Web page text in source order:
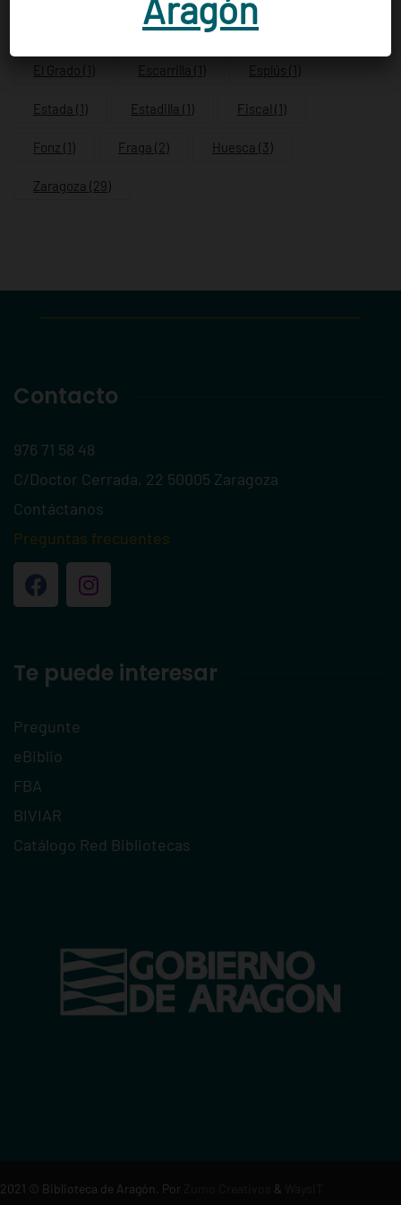
Castillonroy(1)
El Grado Escarrilla Esplús
Estada (1) Estadilla (1) Fiscal (1)
Fonz (1) Fraga (2) Huesca (3)
Zaragoza (29)
Contacto
976 71 58 48
C/Doctor Cerrada, 22 50005 Zaragoza
Contáctanos
Preguntas frecuentes
Te puede interesar
Pregunte
eBiblio
FBA
BIVIAR
Catálogo Red Bibliotecas
2021 © Biblioteca de Aragón. Por &